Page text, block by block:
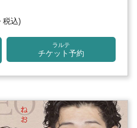
税込)
ラルテ
チケット予約